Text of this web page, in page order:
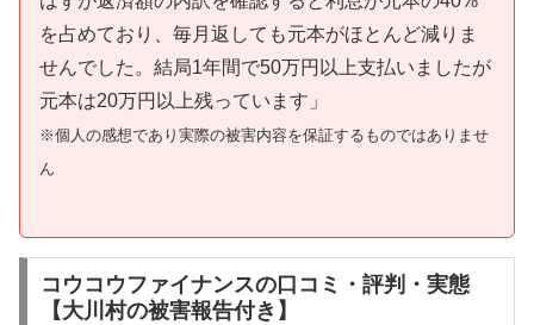
を占めており、毎月返しても元本がほとんど減りま
せんでした。結局1年間で50万円以上支払いましたが
元本は20万円以上残っています」
※個人の感想であり実際の被害内容を保証するものではありませ
ん
コウコウファイナンスの口コミ・評判・実態
【大川村の被害報告付き】